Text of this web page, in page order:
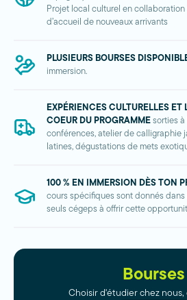
Projet local culturel en collaboration
d’accueil de nouveaux arrivants
PLUSIEURS BOURSES
immersion.
EXPÉRIENCES CULTURELLES
COEUR DU PROGRAMME sorties
conférences, atelier de calligraphie
latines, dégustations de mets
100 % EN IMMERSION DÈS TON
cours spécifiques sont donnés
seuls cégeps à offrir cette
Bourses
Choisir d'étudier chez nous,